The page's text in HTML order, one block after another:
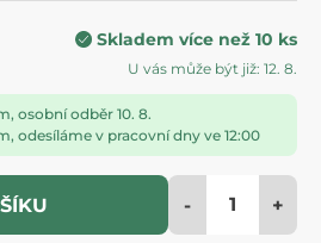
Skladem více než 10 ks
U vás může být již: 12. 8.
osobní odběr 10. 8.
odesíláme v pracovní dny ve 12:00
- +